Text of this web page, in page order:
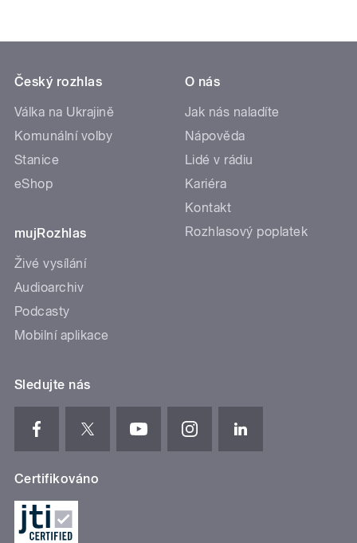
Český rozhlas
Válka na Ukrajině
Komunální volby
Stanice
eShop
mujRozhlas
Živé vysílání
Audioarchiv
Podcasty
Mobilní aplikace
O nás
Jak nás naladíte
Nápověda
Lidé v rádiu
Kariéra
Kontakt
Rozhlasový poplatek
Sledujte nás
Certifikováno